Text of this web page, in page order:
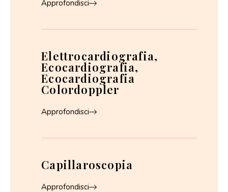
Approfondisci
Elettrocardiografia,
Ecocardiografia,
Ecocardiografia
Colordoppler
Approfondisci
Capillaroscopia
Approfondisci